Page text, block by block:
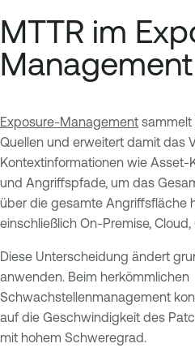
MTTR im
Management
Exposure-Management sammelt
Quellen und erweitert damit das
Kontextinformationen wie Asset-
und Angriffspfade, um das
über die gesamte Angriffsfläche
einschließlich On-Premise,
Diese Unterscheidung ändert
anwenden. Beim herkömmlichen
Schwachstellenmanagement
auf die Geschwindigkeit des
mit hohem Schweregrad.